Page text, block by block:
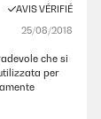
AVIS VÉRIFIÉ
25/08/2018
che si
per